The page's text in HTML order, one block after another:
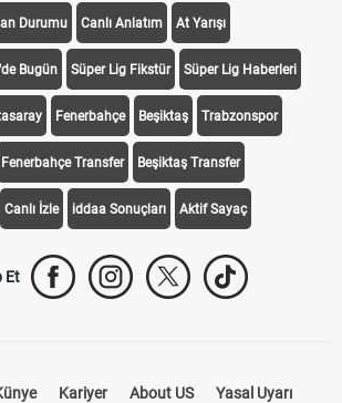
Durumu Canlı Anlatım At Yarışı
Bugün Süper Lig Fikstür Süper Lig Haberleri
Fenerbahçe Beşiktaş Trabzonspor
Fenerbahçe Transfer Beşiktaş Transfer
Canlı İzle iddaa Sonuçları Aktif Sayaç
Et
Kariyer About US Yasal Uyarı